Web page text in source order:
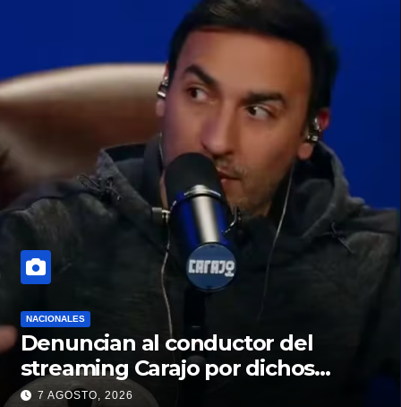
NACIONALES
Denuncian al conductor del
streaming Carajo por dichos
discriminatorios
7 AGOSTO, 2026